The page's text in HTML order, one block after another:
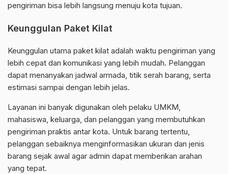
pengiriman bisa lebih langsung menuju kota tujuan.
Keunggulan Paket Kilat
Keunggulan utama paket kilat adalah waktu pengiriman yang
lebih cepat dan komunikasi yang lebih mudah. Pelanggan
dapat menanyakan jadwal armada, titik serah barang, serta
estimasi sampai dengan lebih jelas.
Layanan ini banyak digunakan oleh pelaku UMKM,
mahasiswa, keluarga, dan pelanggan yang membutuhkan
pengiriman praktis antar kota. Untuk barang tertentu,
pelanggan sebaiknya menginformasikan ukuran dan jenis
barang sejak awal agar admin dapat memberikan arahan
yang tepat.